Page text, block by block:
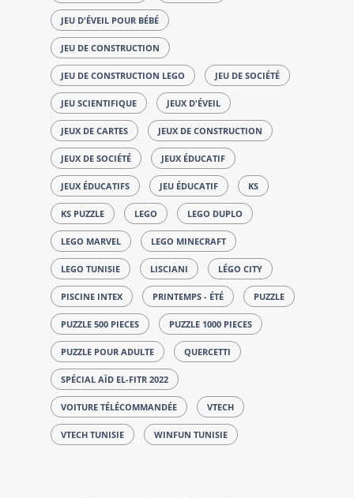
JEU D'ÉVEIL POUR BÉBÉ
JEU DE CONSTRUCTION
JEU DE CONSTRUCTION LEGO JEU DE SOCIÉTÉ
JEU SCIENTIFIQUE JEUX D'ÉVEIL
JEUX DE CARTES JEUX DE CONSTRUCTION
JEUX DE SOCIÉTÉ JEUX ÉDUCATIF
JEUX ÉDUCATIFS JEU ÉDUCATIF KS
KS PUZZLE LEGO LEGO DUPLO
LEGO MARVEL LEGO MINECRAFT
LEGO TUNISIE LISCIANI LÉGO CITY
PISCINE INTEX PRINTEMPS - ÉTÉ PUZZLE
PUZZLE 500 PIECES PUZZLE 1000 PIECES
PUZZLE POUR ADULTE QUERCETTI
SPÉCIAL AÏD EL-FITR 2022
VOITURE TÉLÉCOMMANDÉE VTECH
VTECH TUNISIE WINFUN TUNISIE